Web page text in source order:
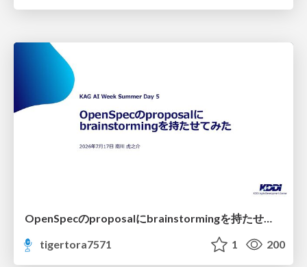
tigertora7571
1 200